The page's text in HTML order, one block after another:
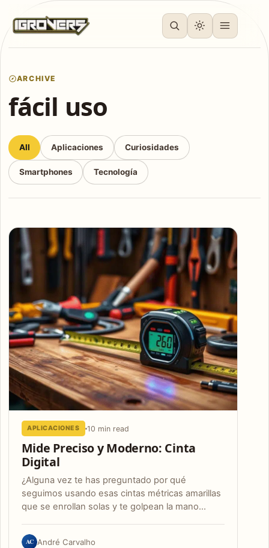
ARCHIVE
fácil uso
All Aplicaciones Curiosidades
Smartphones Tecnología
Articles
APLICACIONES 10 min read
Mide Preciso y Moderno: Cinta
Digital
¿Alguna vez te has preguntado por qué
seguimos usando esas cintas métricas amarillas
que se enrollan solas y te golpean la mano…
AC André Carvalho